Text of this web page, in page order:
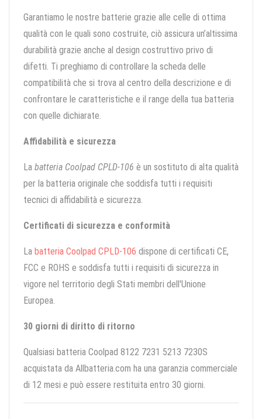
Garantiamo le nostre batterie grazie alle celle di ottima
qualità con le quali sono costruite, ciò assicura un’altissima
durabilità grazie anche al design costruttivo privo di
difetti. Ti preghiamo di controllare la scheda delle
compatibilità che si trova al centro della descrizione e di
confrontare le caratteristiche e il range della tua batteria
con quelle dichiarate.
Affidabilità e sicurezza
La batteria Coolpad CPLD-106 è un sostituto di alta qualità
per la batteria originale che soddisfa tutti i requisiti
tecnici di affidabilità e sicurezza.
Certificati di sicurezza e conformità
La batteria Coolpad CPLD-106 dispone di certificati CE,
FCC e ROHS e soddisfa tutti i requisiti di sicurezza in
vigore nel territorio degli Stati membri dell'Unione
Europea.
30 giorni di diritto di ritorno
Qualsiasi batteria Coolpad 8122 7231 5213 7230S
acquistata da Allbatteria.com ha una garanzia commerciale
di 12 mesi e può essere restituita entro 30 giorni.